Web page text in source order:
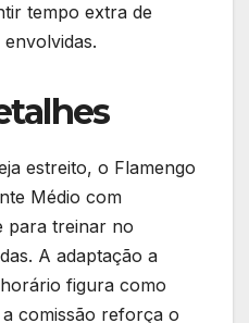
tempo extra de
estreito, o Flamengo
Médio com
para treinar no
A adaptação a
figura como
comissão reforça o